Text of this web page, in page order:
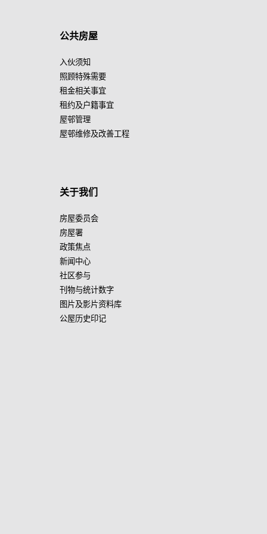
公共房屋
入伙须知
照顾特殊需要
租金相关事宜
租约及户籍事宜
屋邨管理
屋邨维修及改善工程
关于我们
房屋委员会
房屋署
政策焦点
新闻中心
社区参与
刊物与统计数字
图片及影片资料库
公屋历史印记